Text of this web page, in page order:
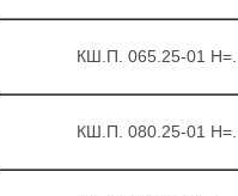
КШ.П. 065.25-01 H=...
КШ.П. 080.25-01 H=...